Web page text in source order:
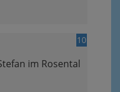
10
im Rosental